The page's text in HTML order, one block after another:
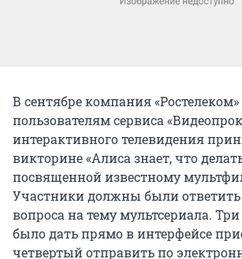
В сентябре компания
пользователям сервиса
интерактивного телевидения
викторине «Алиса знает, что
посвященной известному
Участники должны были
вопроса на тему мультсериала.
было дать прямо в интерфейсе
четвертый отправить по